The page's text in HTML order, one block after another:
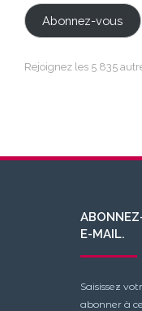
mail
Abonnez-vous
Rejoignez les 5 835
E-MAIL.
Saisissez
abonner à